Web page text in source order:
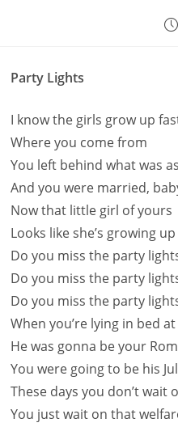
Party Lights
I know the girls grow up
Where you come from
You left behind what was
And you were married,
Now that little girl of yours
Looks like she’s growing
Do you miss the party
Do you miss the party
Do you miss the party
When you’re lying in bed
He was gonna be your
You were going to be his
These days you don’t wait
You just wait on that